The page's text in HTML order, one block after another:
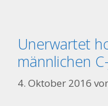
Unerwartet
männlichen
4. Oktober 2016